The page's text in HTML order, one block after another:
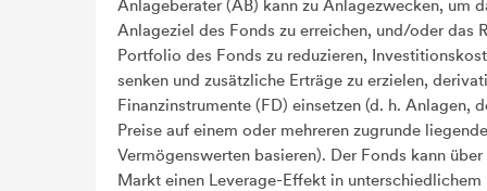
Anlageberater (AB) kann zu Anlagezwecken, um
Anlageziel des Fonds zu erreichen, und/oder das
Portfolio des Fonds zu reduzieren,
senken und zusätzliche Erträge zu erzielen,
Finanzinstrumente (FD) einsetzen (d. h. Anlagen,
Preise auf einem oder mehreren zugrunde
Vermögenswerten basieren). Der Fonds kann über
Markt einen Leverage-Effekt in unterschiedlichem